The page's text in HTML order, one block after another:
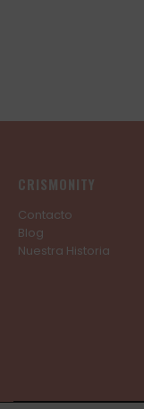
CRISMONITY
Contacto
Blog
Nuestra Historia